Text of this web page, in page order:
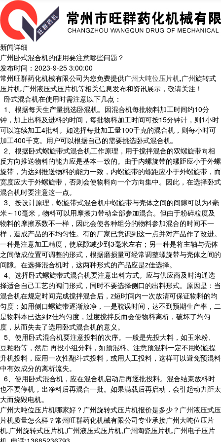
新闻详细
广州卧式混合机的使用要注意哪些问题？
发布时间：2023-9-25 3:00:00
常州旺群药化机械有限公司为您免费提供广州大吨位压片机,广州旋转式
压片机,广州液压式压片机等相关信息发布和资讯展示，敬请关注！
卧式混合机在使用时需注意以下几点：
1、根据每天生产量挑选卧混机。因混合机每批物料加工时间约10分
钟，加上出料及进料的时间，每批物料加工时间可按15分钟计，则1小时
可以连续加工4批料。如选择每批加工量100千克的混合机，则每小时可
加工400千克。用户可以根据自己的需要挑选卧式混合机。
2、根据卧式螺旋带式混合机工作原理，用于搅拌混合的双螺旋带向相
反方向推送物料的能力应是基本一致的。由于内螺旋带的螺距应小于外螺
旋带，为达到推送物料的能力一致，内螺旋带的螺距应小于外螺旋带，而
宽度应大于外螺旋带，否则会使物料向一个方向集中。因此，在选择卧式
混合机时要注意这一点。
3、按设计原理，螺旋带式混合机中螺旋带与壳体之间的间隙可以为4毫
米～10毫米，物料可以用摩擦力带动全部参加混合。但由于粉碎粒度及
物料的摩擦系数不一样，因此会使各种组分的物料参加混合的时间不一
样，造成产品的不均匀性。有的厂家已意识到这一点并对产品作了改进。
一种是注意加工精度，使底隙减少到3毫米左右；另一种是将主轴与壳体
之间做成位置可调整的形式，根据磨损量可经常调整螺旋带与壳体之间的
间隙。在选择混合机时，这两种形式的产品应是z佳选择。
4、选择卧式螺旋带式混合机要注意出料方式。应与供应商及时沟通选
择适合自己工艺的阀门形式，同时不要选择侧口的出料形式。原因是：当
混合机在规定时间完成搅拌混合后，z短时间内一次放清可保证物料的均
匀度；如用侧口螺旋带逐渐放净，一是耽误时间，达不到预期生产率，二
是物料本已达到z佳均匀度，过度搅拌反而会使物料离析，破坏了均匀
度，从而失去了选用卧式混合机的意义。
5、使用卧式混合机要注意投料的次序。一般是先投大料，如玉米粉、
豆粕粉等，然后 再投小组分料，如预混料。注意预混料一定不用螺旋提
升机投料，应用一次性翻斗式投料，或用人工投料，这样可以避免预混料
中有效成分的离析流失。
6、使用卧式混合机，应在混合机启动后再逐批投料。混合结束放料时
也不要停机，出净料后再混合一批。如果满载后再启动，会引起动力距太
大而烧毁电机。
广州大吨位压片机哪家好？广州旋转式压片机报价是多少？广州液压式压
片机质量怎么样？常州旺群药化机械有限公司专业承接广州大吨位压片
机,广州旋转式压片机,广州液压式压片机,广州陶瓷压片机,广州电子压片